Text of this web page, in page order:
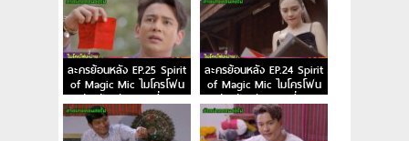
ละครย้อนหลัง EP.25 Spirit
of Magic Mic ไมโครโฟน
ม่วนป่วนรัก ตอนที่ 25
ละครย้อนหลัง EP.24 Spirit
of Magic Mic ไมโครโฟน
ม่วนป่วนรัก ตอนที่ 24